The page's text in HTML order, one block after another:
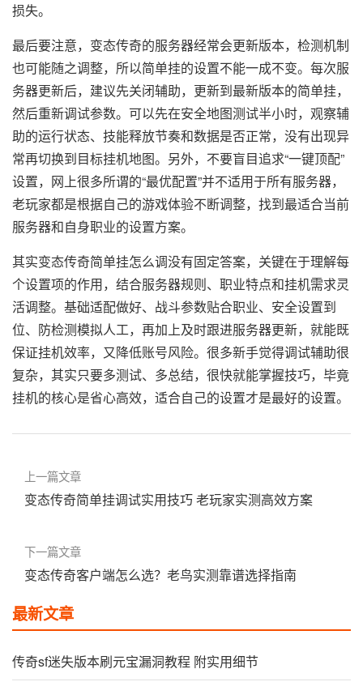
损失。
最后要注意，变态传奇的服务器经常会更新版本，检测机制
也可能随之调整，所以简单挂的设置不能一成不变。每次服
务器更新后，建议先关闭辅助，更新到最新版本的简单挂，
然后重新调试参数。可以先在安全地图测试半小时，观察辅
助的运行状态、技能释放节奏和数据是否正常，没有出现异
常再切换到目标挂机地图。另外，不要盲目追求“一键顶配”
设置，网上很多所谓的“最优配置”并不适用于所有服务器，
老玩家都是根据自己的游戏体验不断调整，找到最适合当前
服务器和自身职业的设置方案。
其实变态传奇简单挂怎么调没有固定答案，关键在于理解每
个设置项的作用，结合服务器规则、职业特点和挂机需求灵
活调整。基础适配做好、战斗参数贴合职业、安全设置到
位、防检测模拟人工，再加上及时跟进服务器更新，就能既
保证挂机效率，又降低账号风险。很多新手觉得调试辅助很
复杂，其实只要多测试、多总结，很快就能掌握技巧，毕竟
挂机的核心是省心高效，适合自己的设置才是最好的设置。
上一篇文章
变态传奇简单挂调试实用技巧 老玩家实测高效方案
下一篇文章
变态传奇客户端怎么选？老鸟实测靠谱选择指南
最新文章
传奇sf迷失版本刷元宝漏洞教程 附实用细节